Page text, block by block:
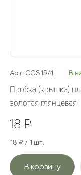
Арт. CGS15/4 В
Пробка (крышка)
золотая глянцевая
18 ₽
18 ₽ / 1 шт.
В корзину